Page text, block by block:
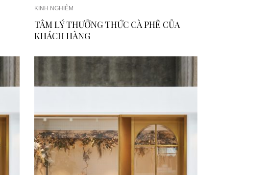
KINH NGHIỆM
TÂM LÝ THƯỞNG THỨC CÀ PHÊ CỦA
KHÁCH HÀNG